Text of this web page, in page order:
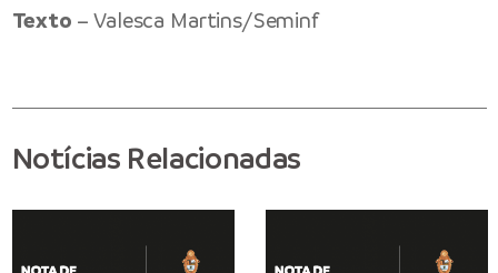
Texto – Valesca Martins/Seminf
Notícias Relacionadas